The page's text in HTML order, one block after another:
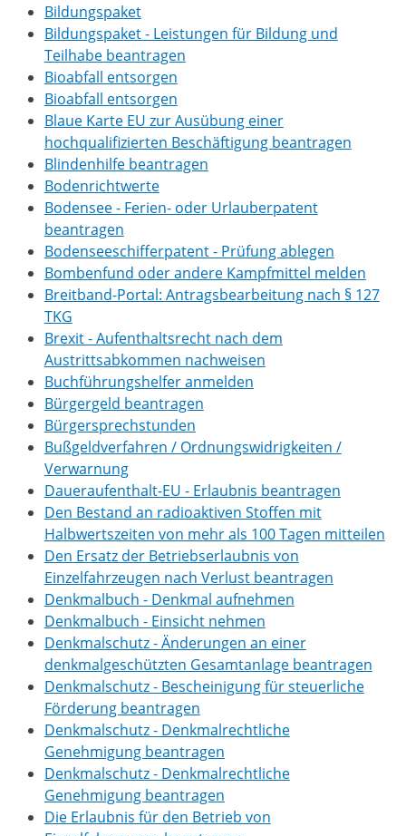
Bildungspaket
Bildungspaket - Leistungen für Bildung und
Teilhabe beantragen
Bioabfall entsorgen
Bioabfall entsorgen
Blaue Karte EU zur Ausübung einer
hochqualifizierten Beschäftigung beantragen
Blindenhilfe beantragen
Bodenrichtwerte
Bodensee - Ferien- oder Urlauberpatent
beantragen
Bodenseeschifferpatent - Prüfung ablegen
Bombenfund oder andere Kampfmittel melden
Breitband-Portal: Antragsbearbeitung nach § 127
TKG
Brexit - Aufenthaltsrecht nach dem
Austrittsabkommen nachweisen
Buchführungshelfer anmelden
Bürgergeld beantragen
Bürgersprechstunden
Bußgeldverfahren / Ordnungswidrigkeiten /
Verwarnung
Daueraufenthalt-EU - Erlaubnis beantragen
Den Bestand an radioaktiven Stoffen mit
Halbwertszeiten von mehr als 100 Tagen mitteilen
Den Ersatz der Betriebserlaubnis von
Einzelfahrzeugen nach Verlust beantragen
Denkmalbuch - Denkmal aufnehmen
Denkmalbuch - Einsicht nehmen
Denkmalschutz - Änderungen an einer
denkmalgeschützten Gesamtanlage beantragen
Denkmalschutz - Bescheinigung für steuerliche
Förderung beantragen
Denkmalschutz - Denkmalrechtliche
Genehmigung beantragen
Denkmalschutz - Denkmalrechtliche
Genehmigung beantragen
Die Erlaubnis für den Betrieb von